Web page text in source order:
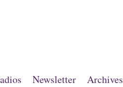
Newsletter Archives